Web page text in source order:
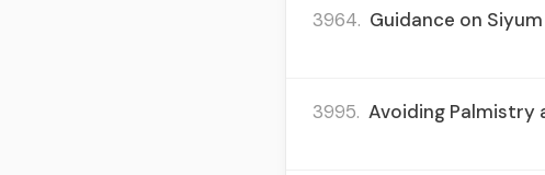
3964. Guidance on
3995. Avoiding Palmistry